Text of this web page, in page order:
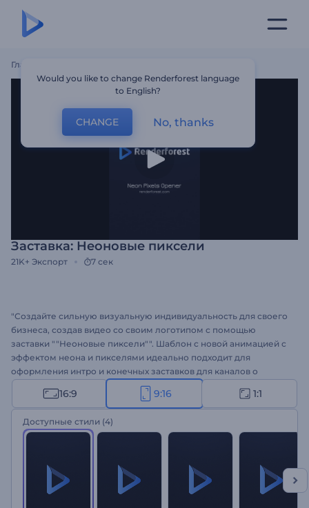
Главная
Заставка: Неоновые пиксели
21K+ Экспорт 7 сек
"Создайте сильную визуальную индивидуальность для своего
бизнеса, создав видео со своим логотипом с помощью
заставки ""Неоновые пиксели"". Шаблон с новой анимацией с
эффектом неона и пикселями идеально подходит для
оформления интро и конечных заставков для каналов о
технологиях, промороликов технологических мероприятий,
презентаций компаний, презентаций бренда и многого
другого. Загрузите свой логотип, введите слоган и получите
высокотехнологичную анимацию логотипа за несколько
16:9 9:16 1:1
Доступные стили (4)
Would you like to change Renderforest language
to English?
CHANGE No, thanks